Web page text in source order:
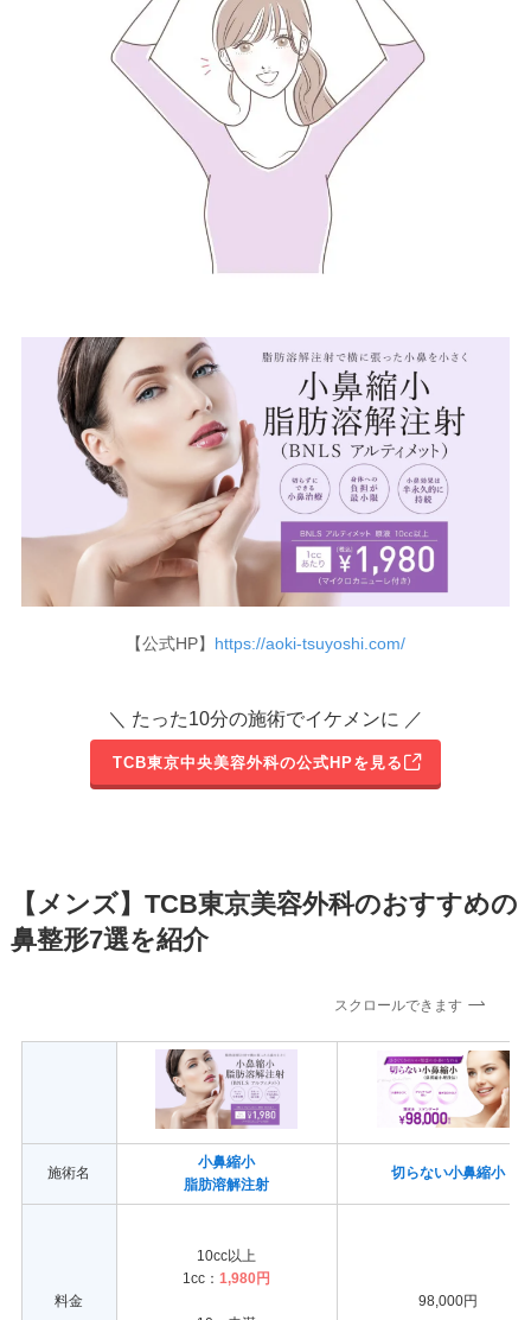
【公式HP】 https://aoki-tsuyoshi.com/
＼ たった10分の施術でイケメンに ／
TCB東京中央美容外科の公式HPを見る
【メンズ】TCB東京美容外科のおすすめの
鼻整形7選を紹介
スクロールできます
施術名
小鼻縮小
脂肪溶解注射
切らない小鼻縮小
料金
10cc以上
1cc：1,980円
98,000円